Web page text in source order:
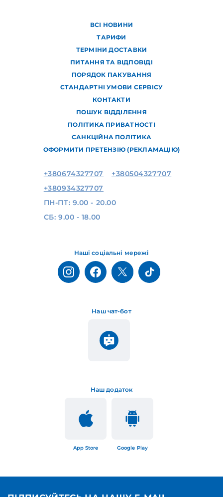
ВСІ НОВИНИ
ТАРИФИ
ТЕРМІНИ ДОСТАВКИ
ПИТАННЯ ТА ВІДПОВІДІ
ПОРЯДОК ПАКУВАННЯ
СТАНДАРТНІ УМОВИ СЕРВІСУ
КОНТАКТИ
ПОШУК ВІДДІЛЕННЯ
ПОЛІТИКА ПРИВАТНОСТІ
САНКЦІЙНА ПОЛІТИКА
ОФОРМИТИ ПРЕТЕНЗІЮ (РЕКЛАМАЦІЮ)
Наш додаток
App Store Google Play
Наш чат-бот
Наші соціальні мережі
+380674327707
+380504327707
+380934327707
ПН-ПТ: 9.00 - 20.00
СБ: 9.00 - 18.00